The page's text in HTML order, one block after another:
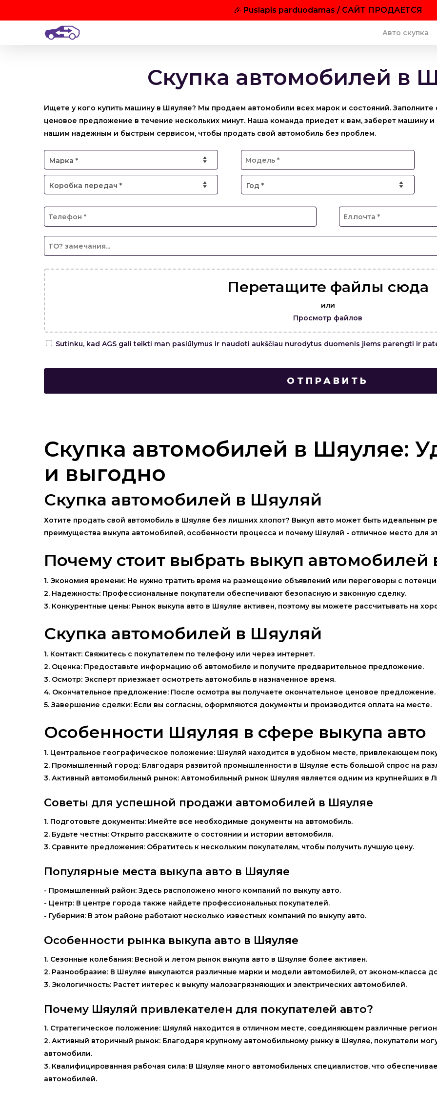
to
🎉 Puslapis parduodamas / САЙТ ПРОДАЕТСЯ
Авто скупка
Скупка автомобилей в
Ищете у кого купить машину в Шяуляе? Мы продаем автомобили всех марок и состояний.
ценовое предложение в течение нескольких минут. Наша команда приедет к вам, заберет машину и
нашим надежным и быстрым сервисом, чтобы продать свой автомобиль без проблем.
Перетащите файлы сюда
или
Просмотр файлов
Sutinku, kad AGS gali teikti man pasiūlymus ir naudoti aukščiau nurodytus duomenis jiems parengti ir
Скупка автомобилей в Шяуляе:
и выгодно
Скупка автомобилей в Шяуляй
Хотите продать свой автомобиль в Шяуляе без лишних хлопот? Выкуп авто может быть идеальным
преимущества выкупа автомобилей, особенности процесса и почему Шяуляй - отличное место для
Почему стоит выбрать выкуп автомобилей
1. Экономия времени: Не нужно тратить время на размещение объявлений или переговоры с
2. Надежность: Профессиональные покупатели обеспечивают безопасную и законную сделку.
3. Конкурентные цены: Рынок выкупа авто в Шяуляе активен, поэтому вы можете рассчитывать на
Скупка автомобилей в Шяуляй
1. Контакт: Свяжитесь с покупателем по телефону или через интернет.
2. Оценка: Предоставьте информацию об автомобиле и получите предварительное предложение.
3. Осмотр: Эксперт приезжает осмотреть автомобиль в назначенное время.
4. Окончательное предложение: После осмотра вы получаете окончательное ценовое предложение.
5. Завершение сделки: Если вы согласны, оформляются документы и производится оплата на месте.
Особенности Шяуляя в сфере выкупа авто
1. Центральное географическое положение: Шяуляй находится в удобном месте, привлекающем
2. Промышленный город: Благодаря развитой промышленности в Шяуляе есть большой спрос на
3. Активный автомобильный рынок: Автомобильный рынок Шяуляя является одним из крупнейших в
Советы для успешной продажи автомобилей в Шяуляе
1. Подготовьте документы: Имейте все необходимые документы на автомобиль.
2. Будьте честны: Открыто расскажите о состоянии и истории автомобиля.
3. Сравните предложения: Обратитесь к нескольким покупателям, чтобы получить лучшую цену.
Популярные места выкупа авто в Шяуляе
- Промышленный район: Здесь расположено много компаний по выкупу авто.
- Центр: В центре города также найдете профессиональных покупателей.
- Губерния: В этом районе работают несколько известных компаний по выкупу авто.
Особенности рынка выкупа авто в Шяуляе
1. Сезонные колебания: Весной и летом рынок выкупа авто в Шяуляе более активен.
2. Разнообразие: В Шяуляе выкупаются различные марки и модели автомобилей, от эконом-класса
3. Экологичность: Растет интерес к выкупу малозагрязняющих и электрических автомобилей.
Почему Шяуляй привлекателен для покупателей авто?
1. Стратегическое положение: Шяуляй находится в отличном месте, соединяющем различные
2. Активный вторичный рынок: Благодаря крупному автомобильному рынку в Шяуляе, покупатели
автомобили.
3. Квалифицированная рабочая сила: В Шяуляе много автомобильных специалистов, что
автомобилей.